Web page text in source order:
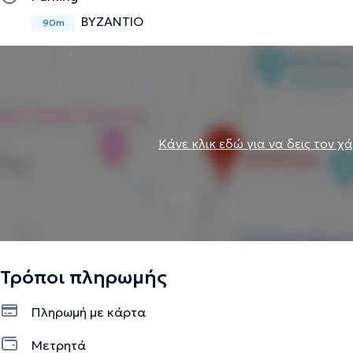
90m ΒΥΖΑΝΤΙΟ
Κάνε κλικ εδώ για να δεις τον
Τρόποι πληρωμής
Πληρωμή με κάρτα
Μετρητά